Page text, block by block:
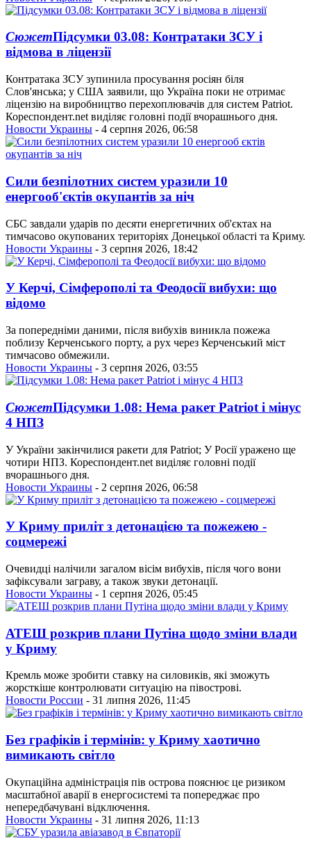
СюжетПідсумки 03.08: Контратаки ЗСУ і
відмова в ліцензії
Контратака ЗСУ зупинила просування росіян біля
Слов'янська; у США заявили, що Україна поки не отримає
ліцензію на виробництво перехоплювачів для систем Patriot.
Кореспондент.net виділяє головні події вчорашнього дня.
Новости Украины - 4 серпня 2026, 06:58
Сили безпілотних систем уразили 10
енергооб'єктів окупантів за ніч
CБC завдали ударів по десяти енергетичних об'єктах на
тимчасово окупованих територіях Донецької області та Криму.
Новости Украины - 3 серпня 2026, 18:42
У Керчі, Сімферополі та Феодосії вибухи: що
відомо
За попередніми даними, після вибухів виникла пожежа
поблизу Керченського порту, а рух через Керченський міст
тимчасово обмежили.
Новости Украины - 3 серпня 2026, 03:55
СюжетПідсумки 1.08: Нема ракет Patriot і мінус
4 НПЗ
У України закінчилися ракети для Patriot; У Росії уражено ще
чотири НПЗ. Кореспондент.net виділяє головні події
вчорашнього дня.
Новости Украины - 2 серпня 2026, 06:58
У Криму приліт з детонацією та пожежею -
соцмережі
Очевидці налічили загалом вісім вибухів, після чого вони
зафіксували заграву, а також звуки детонації.
Новости Украины - 1 серпня 2026, 05:45
АТЕШ розкрив плани Путіна щодо зміни влади
у Криму
Кремль може зробити ставку на силовиків, які зможуть
жорсткіше контролювати ситуацію на півострові.
Новости России - 31 липня 2026, 11:45
Без графіків і термінів: у Криму хаотично
вимикають світло
Окупаційна адміністрація пів острова пояснює це ризиком
масштабної аварії в енергосистемі та попереджає про
непередбачувані відключення.
Новости Украины - 31 липня 2026, 11:13